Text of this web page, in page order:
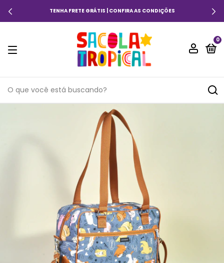
TENHA FRETE GRÁTIS | CONFIRA AS CONDIÇÕES
0